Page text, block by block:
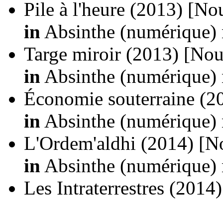
Pile à l'heure (2013)
in Absinthe (numérique)
Targe miroir (2013)
in Absinthe (numérique)
Économie souterraine
in Absinthe (numérique)
L'Ordem'aldhi (2014)
in Absinthe (numérique)
Les Intraterrestres (2014)